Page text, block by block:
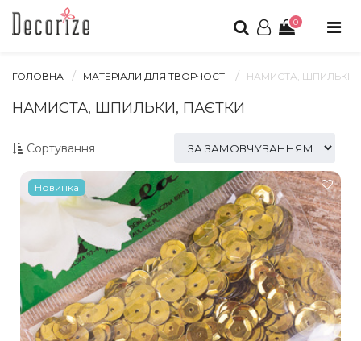
0
ГОЛОВНА МАТЕРІАЛИ ДЛЯ ТВОРЧОСТІ НАМИСТА, ШПИЛЬКИ,
НАМИСТА, ШПИЛЬКИ, ПАЄТКИ
Сортування
Новинка